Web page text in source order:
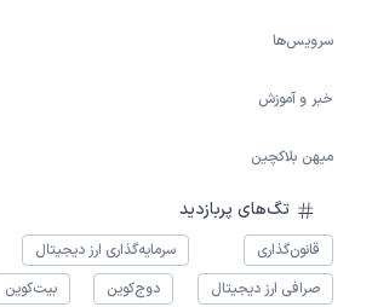
سرویس‌ها
خبر و آموزش
میهن بلاکچین
تگ‌های پربازدید
قانون‌گذاری سرمایه‌گذاری ارز دیجیتال
صرافی ارز دیجیتال
دوج‌کوین بیت‌کوین